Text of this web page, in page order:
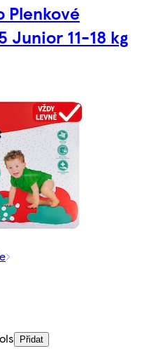
Plenkové
Junior 11-18 kg
Přidat